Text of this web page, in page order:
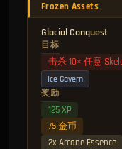
Frozen Assets
Glacial Conquest
目标
击杀 10× 任意
Ice Cavern
奖励
125 XP
75 金币
2x Arcane Essence